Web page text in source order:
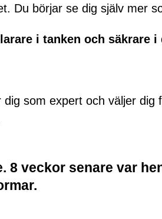
Du börjar se dig själv mer
i tanken och säkrare
som expert och väljer
8 veckor senare var